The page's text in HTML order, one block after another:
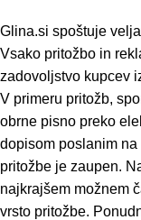
Glina.si spoštuje
Vsako pritožbo in
zadovoljstvo kupcev
V primeru pritožb,
obrne pisno preko
dopisom poslanim
pritožbe je zaupen.
najkrajšem možnem
vrsto pritožbe.